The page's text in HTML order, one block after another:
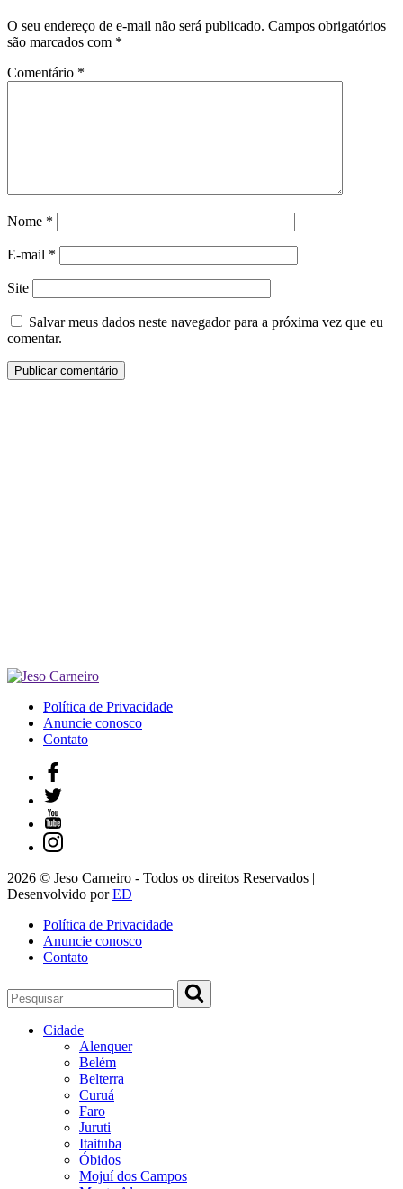
O seu endereço de e-mail não será publicado. Campos obrigatórios
são marcados com *
Comentário *
Nome *
E-mail *
Site
Salvar meus dados neste navegador para a próxima vez que eu
comentar.
Política de Privacidade
Anuncie conosco
Contato
2026 © Jeso Carneiro - Todos os direitos Reservados |
Desenvolvido porED
Política de Privacidade
Anuncie conosco
Contato
Cidade
Alenquer
Belém
Belterra
Curuá
Faro
Juruti
Itaituba
Óbidos
Mojuí dos Campos